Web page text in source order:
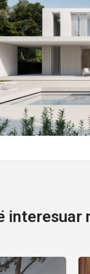
interesuar